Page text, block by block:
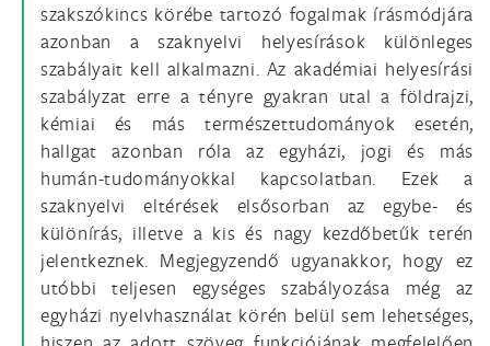
szakszókincs körébe tartozó fogalmak írásmódjára
azonban a szaknyelvi helyesírások különleges
szabályait kell alkalmazni. Az akadémiai helyesírási
szabályzat erre a tényre gyakran utal a földrajzi,
kémiai és más természettudományok esetén,
hallgat azonban róla az egyházi, jogi és más
humán-tudományokkal kapcsolatban. Ezek a
szaknyelvi eltérések elsősorban az egybe- és
különírás, illetve a kis és nagy kezdőbetűk terén
jelentkeznek. Megjegyzendő ugyanakkor, hogy ez
utóbbi teljesen egységes szabályozása még az
egyházi nyelvhasználat körén belül sem lehetséges,